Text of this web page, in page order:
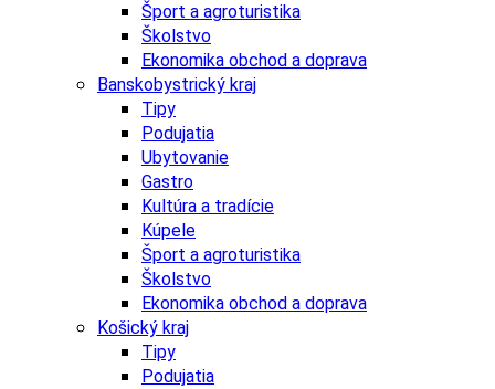
Šport a agroturistika
Školstvo
Ekonomika obchod a doprava
Banskobystrický kraj
Tipy
Podujatia
Ubytovanie
Gastro
Kultúra a tradície
Kúpele
Šport a agroturistika
Školstvo
Ekonomika obchod a doprava
Košický kraj
Tipy
Podujatia